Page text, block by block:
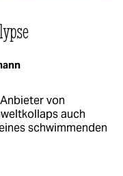
von
auch
schwimmenden